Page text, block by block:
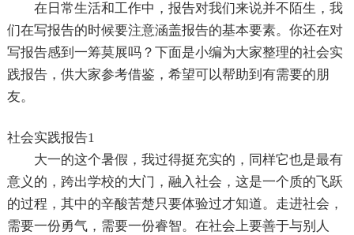
在日常生活和工作中，报告对我们来说并不陌生，我
们在写报告的时候要注意涵盖报告的基本要素。你还在对
写报告感到一筹莫展吗？下面是小编为大家整理的社会实
践报告，供大家参考借鉴，希望可以帮助到有需要的朋
友。
社会实践报告1
大一的这个暑假，我过得挺充实的，同样它也是最有
意义的，跨出学校的大门，融入社会，这是一个质的飞跃
的过程，其中的辛酸苦楚只要体验过才知道。走进社会，
需要一份勇气，需要一份睿智。在社会上要善于与别人